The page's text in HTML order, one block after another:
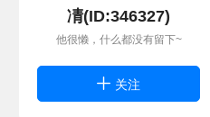
凊(ID:346327)
他很懒，什么都没有留下~
关注